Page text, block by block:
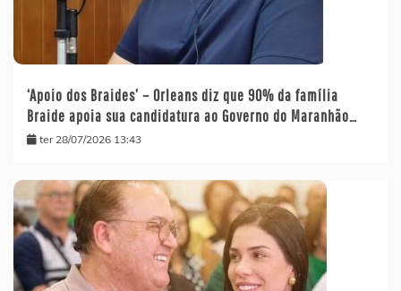
‘Apoio dos Braides’ – Orleans diz que 90% da família
Braide apoia sua candidatura ao Governo do Maranhão…
ter 28/07/2026 13:43